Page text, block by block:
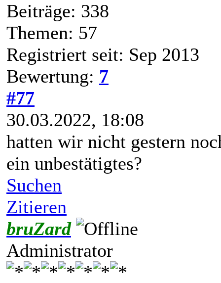
Beiträge: 338
Themen: 57
Registriert seit: Sep 2013
Bewertung: 7
#77
30.03.2022, 18:08
hatten wir nicht gestern
ein unbestätigtes?
Suchen
Zitieren
bruZard
Administrator